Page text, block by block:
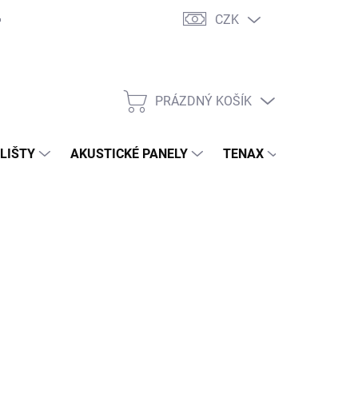
CZK
NÁKUPNÍ
PRÁZDNÝ KOŠÍK
AKUSTICKÉ PANELY TENAX